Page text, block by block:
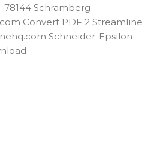
Schramberg
Convert PDF 2 Streamline
Schneider-Epsilon-